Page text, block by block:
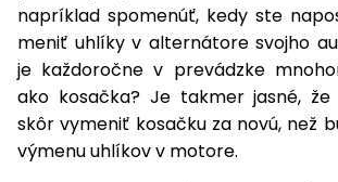
napríklad spomenúť, kedy ste
meniť uhlíky v alternátore svojho
je každoročne v prevádzke
ako kosačka? Je takmer jasné,
skôr vymeniť kosačku za novú, než
výmenu uhlíkov v motore.